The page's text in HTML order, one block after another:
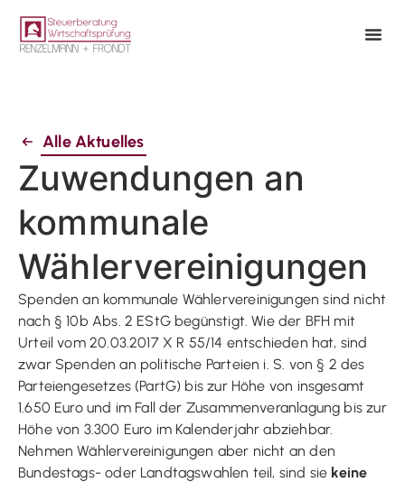
Alle Aktuelles
Zuwendungen an
kommunale
Wählervereinigungen
Spenden an kommunale Wählervereinigungen sind nicht
nach § 10b Abs. 2 EStG begünstigt. Wie der BFH mit
Urteil vom 20.03.2017 X R 55/14 entschieden hat, sind
zwar Spenden an politische Parteien i. S. von § 2 des
Parteiengesetzes (PartG) bis zur Höhe von insgesamt
1.650 Euro und im Fall der Zusammenveranlagung bis zur
Höhe von 3.300 Euro im Kalenderjahr abziehbar.
Nehmen Wählervereinigungen aber nicht an den
Bundestags- oder Landtagswahlen teil, sind sie keine